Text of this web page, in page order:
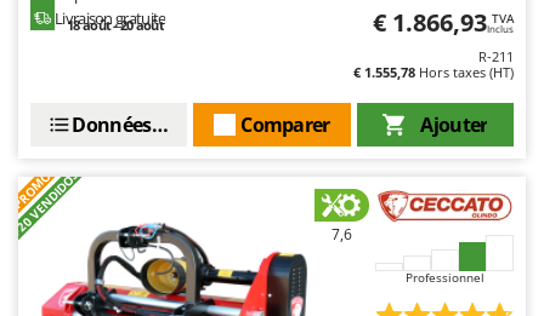
Tenco
Titania
Tornado
Tre Spade
Trev - Abrek - TecnoVIR
Livraison gratuite
18 août - 20 août € 1.866,93 TVA
Inclus
R-211
€ 1.555,78 Hors taxes (HT)
Ajouter
Comparer
Données techniques
PROMO
+20 VENDIDOS 7,6
Professionnel